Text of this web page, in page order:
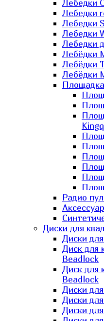
Лебедки
Лебедки
Лебедки
Лебедки
Лебедки
Лебёдки
Лебёдки
Лебёдки
Радио
Диски для
Диски
Диск для
Beadlock
Диск для
Beadlock
Диски
Диски
Диски